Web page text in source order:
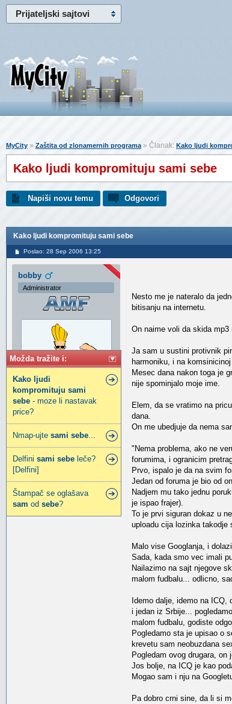
Prijateljski sajtovi
Možda tražite i:
Kako ljudi
kompromituju sami
sebe - moze li nastavak
price?
Nmap-ujte sami sebe...
Delfini sami sebe leče?
[Delfini]
Štampač se oglašava
sam od sebe?
MyCity » Zaštita od zlonamernih programa» Članak: Kako ljudi
Kako ljudi kompromituju sami sebe
Napiši novu temu Odgovori
Kako ljudi kompromituju sami sebe
Poslao: 28 Sep 2006 13:25
bobby
Administrator
Poruke:24135
Nesto me je nateralo da
bitisanju na internetu.
On naime voli da skida
Ja sam u sustini protivnik
harmoniku, i na
Mesec dana nakon toga je
nije spominjalo moje ime.
Elem, da se vratimo na
dana.
On me ubedjuje da nema
"Nema problema, ako ne
forumima, i ogranicim
Prvo, ispalo je da na svim
Jedan od foruma je bio od
Nadjem mu tako jednu
je ispao frajer).
To je prvi siguran dokaz u
uploadu cija lozinka
Malo vise Googlanja, i
Sada, kada smo vec imali
Nailazimo na sajt njegove
malom fudbalu... odlicno,
Idemo dalje, idemo na
i jedan iz Srbije...
malom fudbalu, godiste
Pogledamo sta je upisao o
krevetu sam neobuzdana
Pogledam ovog drugara, on
Jos bolje, na ICQ je kao
Mogao sam i nju na
Pa dobro crni sine, da li si